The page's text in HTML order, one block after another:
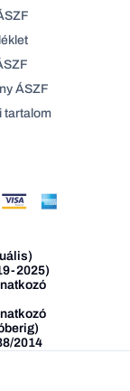
ÁSZF
tartalom
2025)
2014